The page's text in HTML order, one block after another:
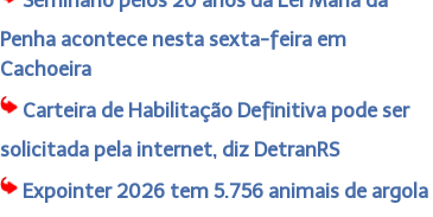
Penha acontece nesta sexta-feira em
Cachoeira
Carteira de Habilitação Definitiva pode ser
solicitada pela internet, diz DetranRS
Expointer 2026 tem 5.756 animais de argola